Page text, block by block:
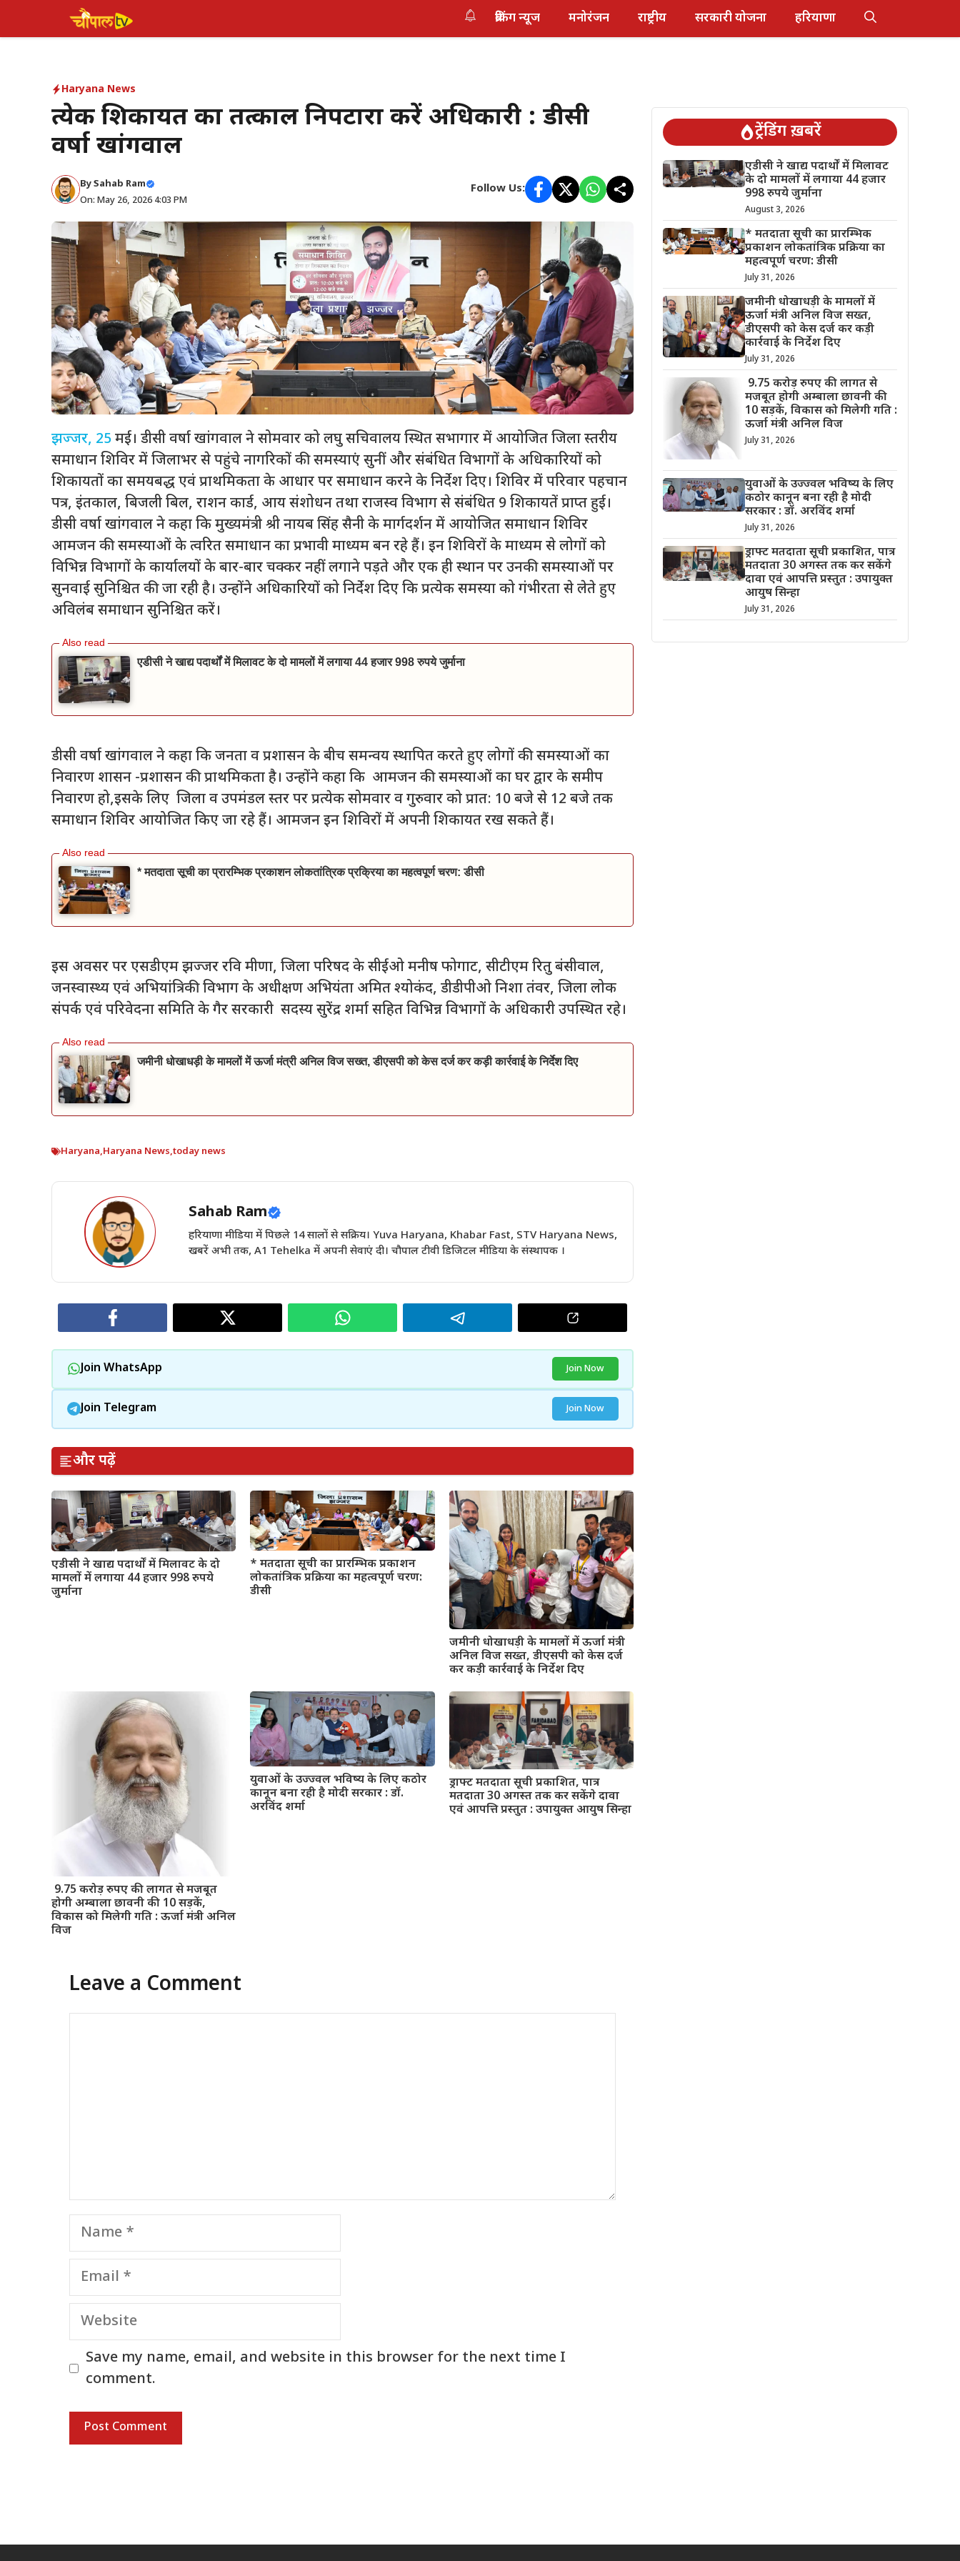
ब्रेकिंग न्यूज मनोरंजन राष्ट्रीय सरकारी योजना हरियाणा
Haryana News
प्रत्येक शिकायत का तत्काल निपटारा करें अधिकारी : डीसी
वर्षा खांगवाल
By Sahab Ram
On: May 26, 2026 4:03 PM
Follow Us:
झज्जर, 25मई। डीसी वर्षा खांगवाल ने सोमवार को लघु सचिवालय स्थित सभागार में आयोजित जिला स्तरीय
समाधान शिविर में जिलाभर से पहुंचे नागरिकों की समस्याएं सुनीं और संबंधित विभागों के अधिकारियों को
शिकायतों का समयबद्ध एवं प्राथमिकता के आधार पर समाधान करने के निर्देश दिए। शिविर में परिवार पहचान
पत्र, इंतकाल, बिजली बिल, राशन कार्ड, आय संशोधन तथा राजस्व विभाग से संबंधित 9 शिकायतें प्राप्त हुई।
डीसी वर्षा खांगवाल ने कहा कि मुख्यमंत्री श्री नायब सिंह सैनी के मार्गदर्शन में आयोजित समाधान शिविर
आमजन की समस्याओं के त्वरित समाधान का प्रभावी माध्यम बन रहे हैं। इन शिविरों के माध्यम से लोगों को
विभिन्न विभागों के कार्यालयों के बार-बार चक्कर नहीं लगाने पड़ते और एक ही स्थान पर उनकी समस्याओं पर
सुनवाई सुनिश्चित की जा रही है। उन्होंने अधिकारियों को निर्देश दिए कि प्रत्येक समस्या को गंभीरता से लेते हुए
अविलंब समाधान सुनिश्चित करें।
एडीसी ने खाद्य पदार्थों में मिलावट के दो मामलों में लगाया 44 हजार 998 रुपये जुर्माना
डीसी वर्षा खांगवाल ने कहा कि जनता व प्रशासन के बीच समन्वय स्थापित करते हुए लोगों की समस्याओं का
निवारण शासन -प्रशासन की प्राथमिकता है। उन्होंने कहा कि आमजन की समस्याओं का घर द्वार के समीप
निवारण हो,इसके लिए जिला व उपमंडल स्तर पर प्रत्येक सोमवार व गुरुवार को प्रात: 10 बजे से 12 बजे तक
समाधान शिविर आयोजित किए जा रहे हैं। आमजन इन शिविरों में अपनी शिकायत रख सकते हैं।
* मतदाता सूची का प्रारम्भिक प्रकाशन लोकतांत्रिक प्रक्रिया का महत्वपूर्ण चरण: डीसी
इस अवसर पर एसडीएम झज्जर रवि मीणा, जिला परिषद के सीईओ मनीष फोगाट, सीटीएम रितु बंसीवाल,
जनस्वास्थ्य एवं अभियांत्रिकी विभाग के अधीक्षण अभियंता अमित श्योकंद, डीडीपीओ निशा तंवर, जिला लोक
संपर्क एवं परिवेदना समिति के गैर सरकारी सदस्य सुरेंद्र शर्मा सहित विभिन्न विभागों के अधिकारी उपस्थित रहे।
जमीनी धोखाधड़ी के मामलों में ऊर्जा मंत्री अनिल विज सख्त, डीएसपी को केस दर्ज कर कड़ी कार्रवाई के निर्देश दिए
Haryana,Haryana News,today news
Sahab Ram
हरियाणा मीडिया में पिछले 14 सालों से सक्रिय। Yuva Haryana, Khabar Fast, STV Haryana News,
खबरें अभी तक, A1 Tehelka में अपनी सेवाएं दी। चौपाल टीवी डिजिटल मीडिया के संस्थापक ।
Join WhatsApp Join Now
Join Telegram Join Now
और पढ़ें
एडीसी ने खाद्य पदार्थों में मिलावट के दो
मामलों में लगाया 44 हजार 998 रुपये
जुर्माना
* मतदाता सूची का प्रारम्भिक प्रकाशन
लोकतांत्रिक प्रक्रिया का महत्वपूर्ण चरण:
डीसी
जमीनी धोखाधड़ी के मामलों में ऊर्जा मंत्री
अनिल विज सख्त, डीएसपी को केस दर्ज
कर कड़ी कार्रवाई के निर्देश दिए
9.75 करोड़ रुपए की लागत से मजबूत
होगी अम्बाला छावनी की 10 सड़कें,
विकास को मिलेगी गति : ऊर्जा मंत्री अनिल
विज
युवाओं के उज्ज्वल भविष्य के लिए कठोर
कानून बना रही है मोदी सरकार : डॉ.
अरविंद शर्मा
ड्राफ्ट मतदाता सूची प्रकाशित, पात्र
मतदाता 30 अगस्त तक कर सकेंगे दावा
एवं आपत्ति प्रस्तुत : उपायुक्त आयुष सिन्हा
Leave a Comment
Name
Email
Website
Save my name, email, and website in this browser for the next time I
comment.
ट्रेंडिंग ख़बरें
एडीसी ने खाद्य पदार्थों में मिलावट
के दो मामलों में लगाया 44 हजार
998 रुपये जुर्माना
August 3, 2026
* मतदाता सूची का प्रारम्भिक
प्रकाशन लोकतांत्रिक प्रक्रिया का
महत्वपूर्ण चरण: डीसी
July 31, 2026
जमीनी धोखाधड़ी के मामलों में
ऊर्जा मंत्री अनिल विज सख्त,
डीएसपी को केस दर्ज कर कड़ी
कार्रवाई के निर्देश दिए
July 31, 2026
9.75 करोड़ रुपए की लागत से
मजबूत होगी अम्बाला छावनी की
10 सड़कें, विकास को मिलेगी गति :
ऊर्जा मंत्री अनिल विज
July 31, 2026
युवाओं के उज्ज्वल भविष्य के लिए
कठोर कानून बना रही है मोदी
सरकार : डॉ. अरविंद शर्मा
July 31, 2026
ड्राफ्ट मतदाता सूची प्रकाशित, पात्र
मतदाता 30 अगस्त तक कर सकेंगे
दावा एवं आपत्ति प्रस्तुत : उपायुक्त
आयुष सिन्हा
July 31, 2026